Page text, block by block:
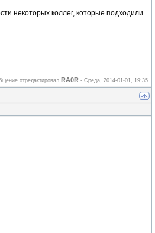
некоторых коллег, которые подходили
отредактировал RA0R - Среда, 2014-01-01, 19:35